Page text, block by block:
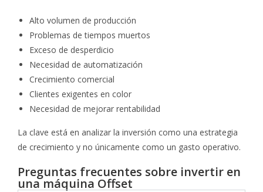
Alto volumen de producción
Problemas de tiempos muertos
Exceso de desperdicio
Necesidad de automatización
Crecimiento comercial
Clientes exigentes en color
Necesidad de mejorar rentabilidad
La clave está en analizar la inversión como una estrategia
de crecimiento y no únicamente como un gasto operativo.
Preguntas frecuentes sobre invertir en
una máquina Offset